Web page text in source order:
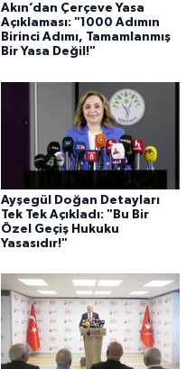
Akın’dan Çerçeve Yasa
Açıklaması: "1000 Adımın
Birinci Adımı, Tamamlanmış
Bir Yasa Değil!"
Ayşegül Doğan Detayları
Tek Tek Açıkladı: "Bu Bir
Özel Geçiş Hukuku
Yasasıdır!"